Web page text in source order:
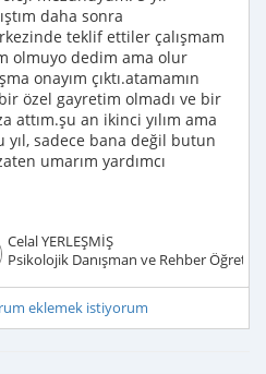
daha sonra
teklif ettiler çalışmam
olmuyo dedim ama olur
onayım çıktı.atamamın
özel gayretim olmadı ve bir
attım.şu an ikinci yılım ama
yıl, sadece bana değil butun
umarım yardımcı
Celal YERLEŞMİŞ
Psikolojik Danışman ve Rehber
eklemek istiyorum